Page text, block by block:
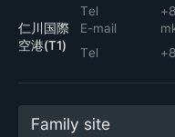
Tel
仁川国際
空港(T1)
E-mail
Tel
Family site